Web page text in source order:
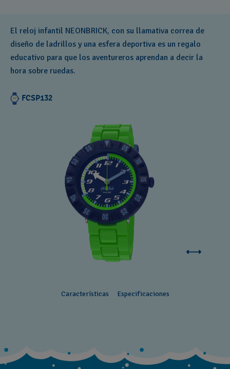
El reloj infantil NEONBRICK, con su llamativa correa de
diseño de ladrillos y una esfera deportiva es un regalo
educativo para que los aventureros aprendan a decir la
hora sobre ruedas.
FCSP132
Características Especificaciones